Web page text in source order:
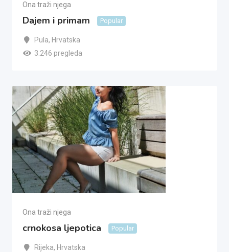
Ona traži njega
Dajem i primam Popular
Pula, Hrvatska
3.246 pregleda
Ona traži njega
crnokosa ljepotica Popular
Rijeka, Hrvatska